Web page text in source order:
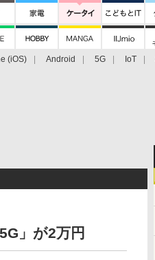
(iOS) Android 5G IoT
」が2万円